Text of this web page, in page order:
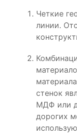
Четкие
линии.
стенок
МДФ или
дорогих